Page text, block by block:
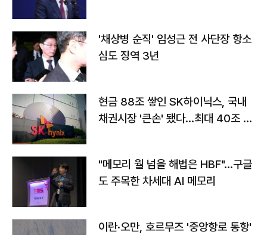
'채상병 순직' 임성근 전 사단장 항소
심도 징역 3년
현금 88조 쌓인 SK하이닉스, 국내
채권시장 '큰손' 됐다…최대 40조 투
"메모리 월 넘을 해법은 HBF"…구글
도 주목한 차세대 AI 메모리
이란·오만, 호르무즈 '중앙항로 통항'